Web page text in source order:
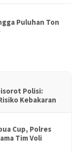
Puluhan Ton
Polisi:
Kebakaran
Cup, Polres
Tim Voli